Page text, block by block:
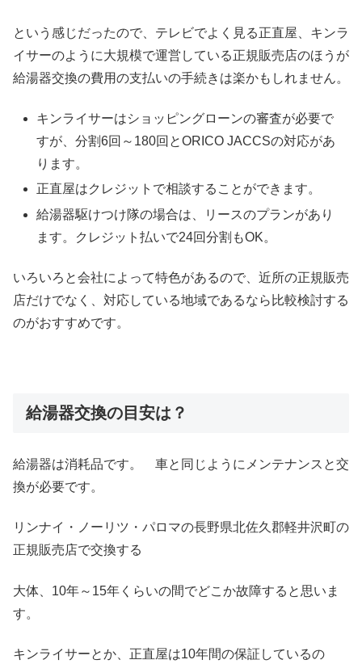
という感じだったので、テレビでよく見る正直屋、キンラ
イサーのように大規模で運営している正規販売店のほうが
給湯器交換の費用の支払いの手続きは楽かもしれません。
キンライサーはショッピングローンの審査が必要で
すが、分割6回～180回とORICO JACCSの対応があ
ります。
正直屋はクレジットで相談することができます。
給湯器駆けつけ隊の場合は、リースのプランがあり
ます。クレジット払いで24回分割もOK。
いろいろと会社によって特色があるので、近所の正規販売
店だけでなく、対応している地域であるなら比較検討する
のがおすすめです。
給湯器交換の目安は？
給湯器は消耗品です。 車と同じようにメンテナンスと交
換が必要です。
リンナイ・ノーリツ・パロマの長野県北佐久郡軽井沢町の
正規販売店で交換する
大体、10年～15年くらいの間でどこか故障すると思いま
す。
キンライサーとか、正直屋は10年間の保証しているの